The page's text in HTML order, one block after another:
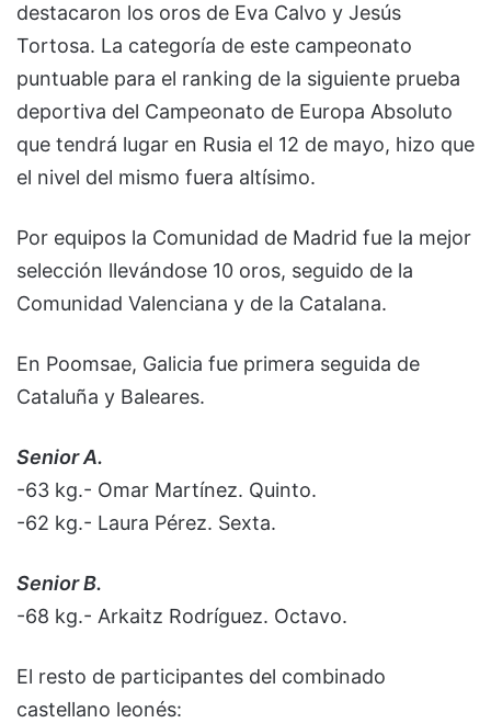
destacaron los oros de Eva Calvo y Jesús
Tortosa. La categoría de este campeonato
puntuable para el ranking de la siguiente prueba
deportiva del Campeonato de Europa Absoluto
que tendrá lugar en Rusia el 12 de mayo, hizo que
el nivel del mismo fuera altísimo.
Por equipos la Comunidad de Madrid fue la mejor
selección llevándose 10 oros, seguido de la
Comunidad Valenciana y de la Catalana.
En Poomsae, Galicia fue primera seguida de
Cataluña y Baleares.
Senior A.
-63 kg.- Omar Martínez. Quinto.
-62 kg.- Laura Pérez. Sexta.
Senior B.
-68 kg.- Arkaitz Rodríguez. Octavo.
El resto de participantes del combinado
castellano leonés: